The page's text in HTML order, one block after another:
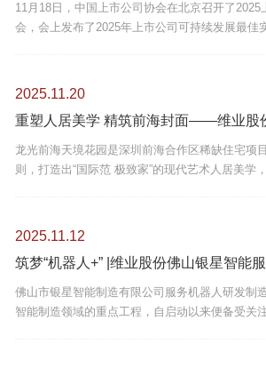
11月18日，中国上市公司协会在北京召开了2025
会，会上发布了2025年上市公司可持续发展最佳
2025.11.20
龙光前海天境花园是深圳前海合作区稀缺住宅项
则，打造出“国际范 极致家”的现代艺术人居美学
2025.11.12
佛山市银星智能制造有限公司服务机器人研发制
智能制造领域的重点工程，自启动以来便备受关注